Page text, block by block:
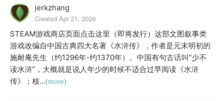
jerkzhang
Created Apr 21, 2026
STEAM游戏商店页面点击这里（即将发行）这部文图叙事类
游戏改编自中国古典四大名著《水浒传》，作者是元末明初的
施耐庵先生（约1296年-约1370年）。中国有句古话叫“少不
读水浒”，大概就是说人年少的时候不适合过早阅读《水浒
传》；核...(more)